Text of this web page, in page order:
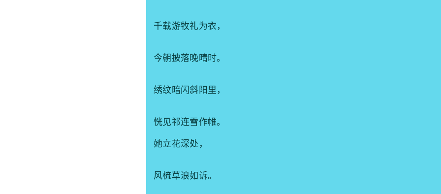
千载游牧礼为衣，
今朝披落晚晴时。
绣纹暗闪斜阳里，
恍见祁连雪作帷。
她立花深处，
风梳草浪如诉。